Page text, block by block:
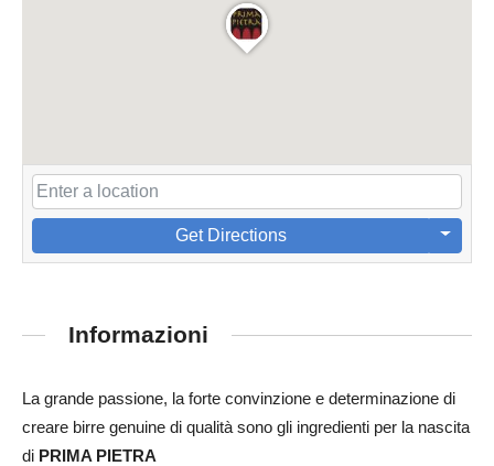
Get Directions
Informazioni
La grande passione, la forte convinzione e determinazione di
creare birre genuine di qualità sono gli ingredienti per la nascita
di PRIMA PIETRA